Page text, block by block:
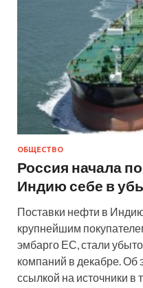
ОБЩЕСТВО
Россия начала
Индию себе в
Поставки нефти в
крупнейшим
эмбарго ЕС, стали
компаний в декабре. Об
ссылкой на источники в